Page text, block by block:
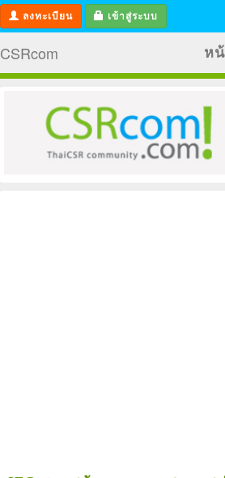
ลงทะเบียน เข้าสู่ระบบ
CSRcom ห